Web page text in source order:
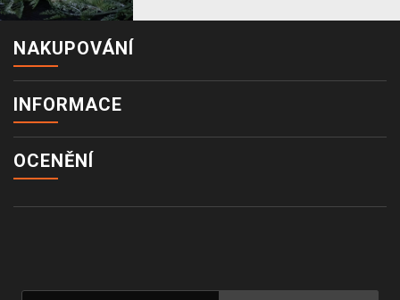
NAKUPOVÁNÍ
INFORMACE
OCENĚNÍ